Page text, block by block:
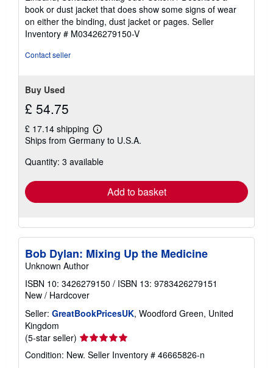
of
5
stars
book or dust jacket that does show some signs of wear
on either the binding, dust jacket or pages. Seller
Inventory # M03426279150-V
Contact seller
Buy Used
£ 54.75
£ 17.14 shipping
Learn
more
shipping
Ships from Germany to U.S.A.
Quantity: 3 available
Add to basket
Bob Dylan: Mixing Up the Medicine
Unknown Author
ISBN 10: 3426279150 / ISBN 13: 9783426279151
New / Hardcover
Seller: GreatBookPricesUK, Woodford Green, United
Kingdom
(5-star seller) Seller
rating
5
Condition: New. Seller Inventory # 46665826-n